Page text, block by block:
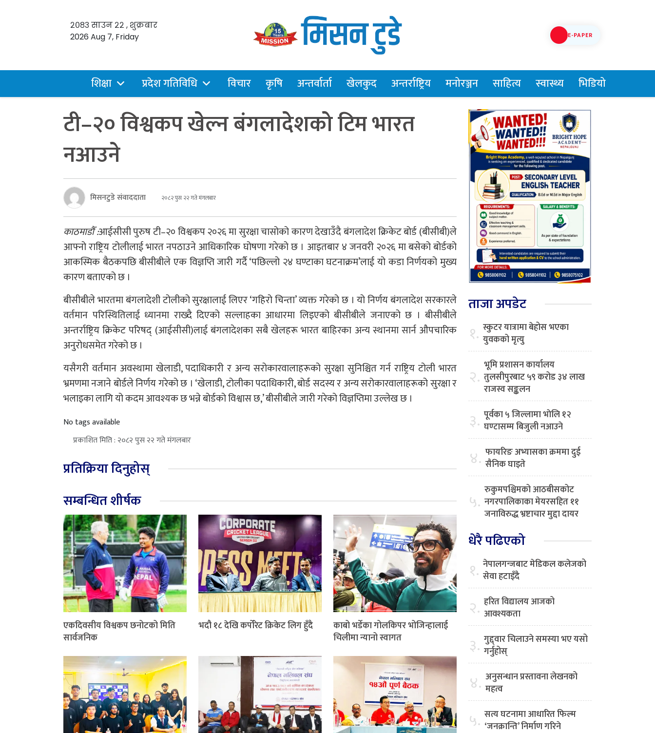
२०८३ साउन २२ , शुक्रबार
2026 Aug 7, Friday
E-PAPER
शिक्षा प्रदेश गतिविधि विचार कृषि अन्तर्वार्ता खेलकुद अन्तर्राष्ट्रिय मनोरञ्जन साहित्य स्वास्थ्य भिडियो
टी–२० विश्वकप खेल्न बंगलादेशको टिम भारत
नआउने
मिसनटुडे संवाददाता २०८२ पुस २२ गते मंगलबार
काठमाडौँ :आईसीसी पुरुष टी–२० विश्वकप २०२६ मा सुरक्षा चासोको कारण देखाउँदै बंगलादेश क्रिकेट बोर्ड (बीसीबी)ले
आफ्नो राष्ट्रिय टोलीलाई भारत नपठाउने आधिकारिक घोषणा गरेको छ । आइतबार ४ जनवरी २०२६ मा बसेको बोर्डको
आकस्मिक बैठकपछि बीसीबीले एक विज्ञप्ति जारी गर्दै ‘पछिल्लो २४ घण्टाका घटनाक्रम’लाई यो कडा निर्णयको मुख्य
कारण बताएको छ ।
बीसीबीले भारतमा बंगलादेशी टोलीको सुरक्षालाई लिएर ‘गहिरो चिन्ता’ व्यक्त गरेको छ । यो निर्णय बंगलादेश सरकारले
वर्तमान परिस्थितिलाई ध्यानमा राख्दै दिएको सल्लाहका आधारमा लिइएको बीसीबीले जनाएको छ । बीसीबीले
अन्तर्राष्ट्रिय क्रिकेट परिषद् (आईसीसी)लाई बंगलादेशका सबै खेलहरू भारत बाहिरका अन्य स्थानमा सार्न औपचारिक
अनुरोधसमेत गरेको छ ।
यसैगरी वर्तमान अवस्थामा खेलाडी, पदाधिकारी र अन्य सरोकारवालाहरूको सुरक्षा सुनिश्चित गर्न राष्ट्रिय टोली भारत
भ्रमणमा नजाने बोर्डले निर्णय गरेको छ । ‘खेलाडी, टोलीका पदाधिकारी, बोर्ड सदस्य र अन्य सरोकारवालाहरूको सुरक्षा र
भलाइका लागि यो कदम आवश्यक छ भन्ने बोर्डको विश्वास छ,’ बीसीबीले जारी गरेको विज्ञप्तिमा उल्लेख छ ।
No tags available
प्रकाशित मिति : २०८२ पुस २२ गते मंगलबार
प्रतिक्रिया दिनुहोस्
सम्बन्धित शीर्षक
एकदिवसीय विश्वकप छनोटको मिति
सार्वजनिक
भदौ १८ देखि कर्पोरेट क्रिकेट लिग हुँदै
काबो भर्डेका गोलकिपर भोजिन्हालाई
चिलीमा न्यानो स्वागत
ताजा अपडेट
१. स्कुटर यात्रामा बेहोस भएका
युवकको मृत्यु
२. भूमि प्रशासन कार्यालय
तुलसीपुरबाट ५९ करोड ३४ लाख
राजस्व सङ्कलन
३. पूर्वका ५ जिल्लामा भाेलि १२
घण्टासम्म बिजुली नआउने
४. फायरिङ अभ्यासका क्रममा दुई
सैनिक घाइते
५. रुकुमपश्चिमको आठबीसकोट
नगरपालिकाका मेयरसहित ११
जनाविरुद्ध भ्रष्टाचार मुद्दा दायर
धेरै पढिएको
१. नेपालगन्जबाट मेडिकल कलेजको
सेवा हटाइँदै
२. हरित विद्यालय आजको
आवश्यकता
३. गुद्द्वार चिलाउने समस्या भए यसो
गर्नुहोस्
४. अनुसन्धान प्रस्तावना लेखनको
महत्व
५. सत्य घटनामा आधारित फिल्म
‘जनक्रान्ति’ निर्माण गरिने